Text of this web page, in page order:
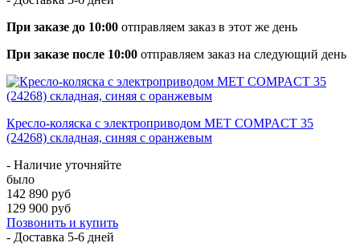
При заказе до 10:00 отправляем заказ в этот же день
При заказе после 10:00 отправляем заказ на следующий день
Кресло-коляска с электроприводом MET COMPACT 35
(24268) складная, синяя с оранжевым
- Наличие уточняйте
было
142 890 руб
129 900 руб
Позвонить и купить
- Доставка 5-6 дней